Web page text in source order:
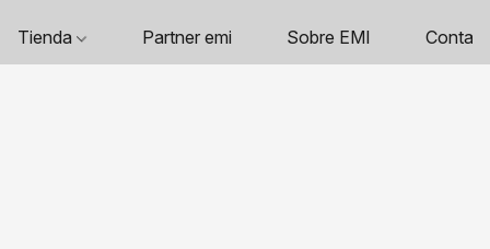
Tienda Partner emi Sobre EMI